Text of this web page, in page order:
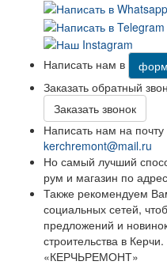
Написать нам в
Заказать обратный
Заказать звонок
Написать нам на почту
kerchremont@mail.ru
Но самый лучший
рум и магазин по
Также рекомендуем
социальных сетей,
предложений и
строительства в Керчи.
«КЕРЧЬРЕМОНТ»